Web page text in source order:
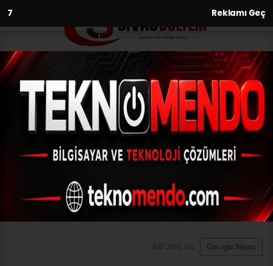
6 Reklamı Geç
Anasayfa
Sivas’ta bulunan araç sayısı
168 bin yaklaştı
02.06.2021 - 11:48, Güncelleme: 02.06.2021 - 11:48
Sivas'ta bulunan trafiğe kayıtlı motorlu
kara taşıtı sayısı 167 bin 613 olarak